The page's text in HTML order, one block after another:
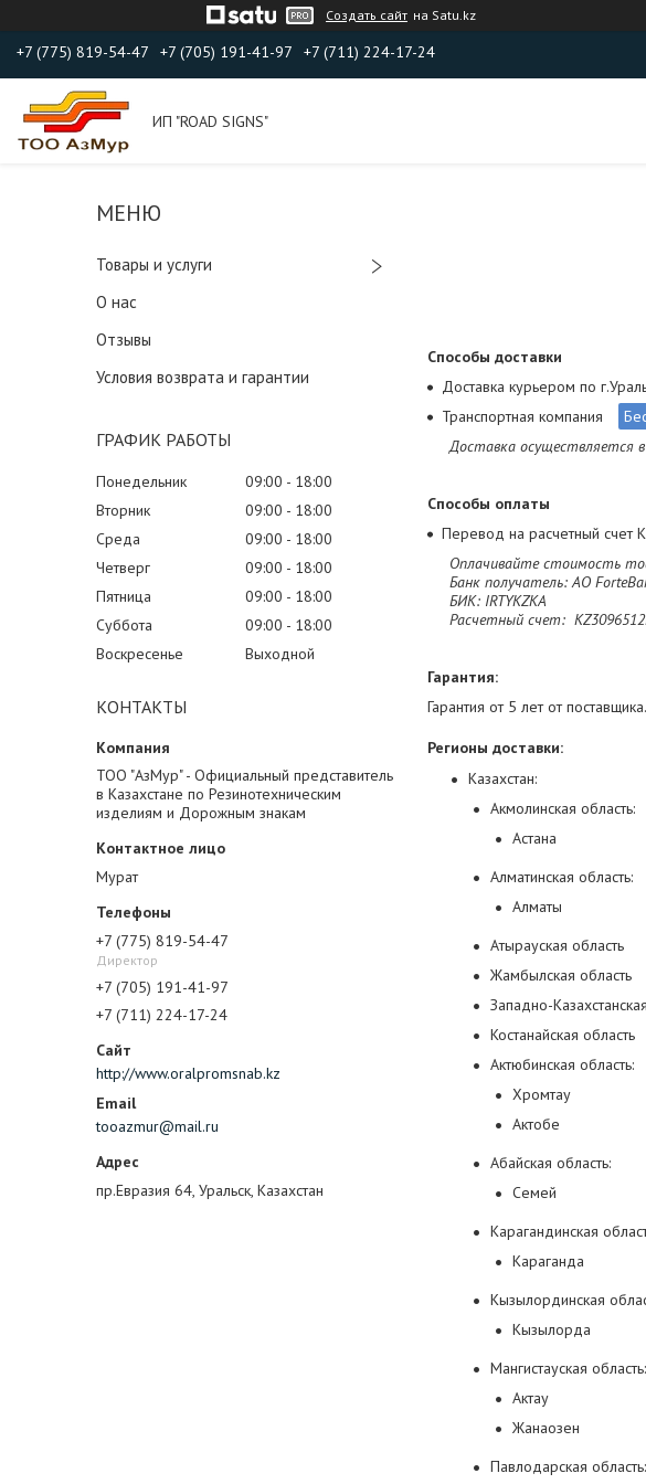
Создать сайт на Satu.kz
+7 (775) 819-54-47 +7 (705) 191-41-97 +7 (711) 224-17-24
ИП "ROAD SIGNS"
Товары и услуги
О нас
Отзывы
Условия возврата и гарантии
ГРАФИК РАБОТЫ
Понедельник 09:00
18:00
Вторник
09:00
18:00
Среда
09:00
18:00
Четверг
09:00
18:00
Пятница
09:00
18:00
Суббота
09:00
18:00
Воскресенье
Выходной
КОНТАКТЫ
ТОО "АзМур" - Официальный представитель
в Казахстане по Резинотехническим
изделиям и Дорожным знакам
Мурат
+7 (775) 819-54-47
Директор
+7 (705) 191-41-97
+7 (711) 224-17-24
http://www.oralpromsnab.kz
tooazmur@mail.ru
пр.Евразия 64, Уральск, Казахстан
Способы доставки
Доставка курьером по
Транспортная компания
Доставка осуществляется
Способы оплаты
Перевод на расчетный счет
Оплачивайте стоимость
Банк получатель: AO
БИК: IRTYKZKA
Расчетный счет:
Гарантия:
Гарантия от 5 лет от поставщика.
Регионы доставки:
Казахстан:
Акмолинская область:
Астана
Алматинская область:
Алматы
Атырауская область
Жамбылская область
Западно-
Костанайская область
Актюбинская область:
Хромтау
Актобе
Абайская область:
Семей
Карагандинская
Караганда
Кызылординская
Кызылорда
Мангистауская область:
Актау
Жанаозен
Павлодарская область: